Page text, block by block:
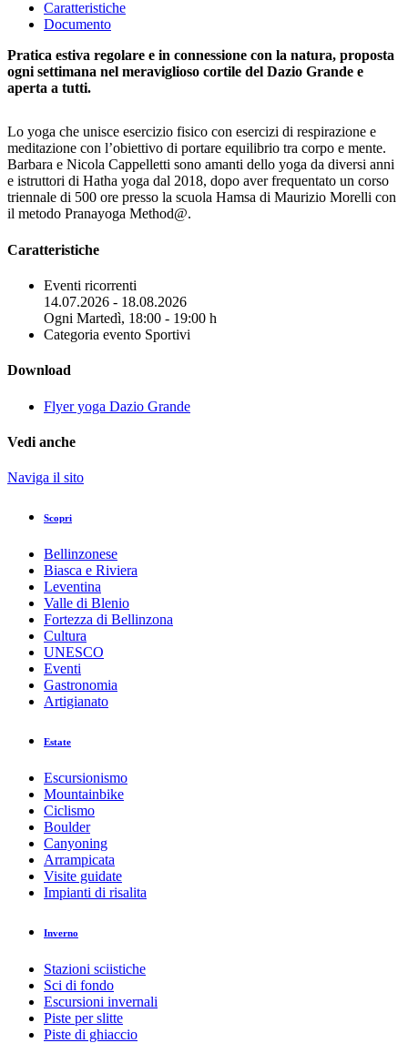
Caratteristiche
Documento
Pratica estiva regolare e in connessione con la natura, proposta
ogni settimana nel meraviglioso cortile del Dazio Grande e
aperta a tutti.
Lo yoga che unisce esercizio fisico con esercizi di respirazione e
meditazione con l’obiettivo di portare equilibrio tra corpo e mente.
Barbara e Nicola Cappelletti sono amanti dello yoga da diversi anni
e istruttori di Hatha yoga dal 2018, dopo aver frequentato un corso
triennale di 500 ore presso la scuola Hamsa di Maurizio Morelli con
il metodo Pranayoga Method@.
Caratteristiche
Eventi ricorrenti
14.07.2026 - 18.08.2026
Ogni Martedì, 18:00 - 19:00 h
Categoria evento Sportivi
Download
Flyer yoga Dazio Grande
Vedi anche
Naviga il sito
Scopri
Bellinzonese
Biasca e Riviera
Leventina
Valle di Blenio
Fortezza di Bellinzona
Cultura
UNESCO
Eventi
Gastronomia
Artigianato
Estate
Escursionismo
Mountainbike
Ciclismo
Boulder
Canyoning
Arrampicata
Visite guidate
Impianti di risalita
Inverno
Stazioni sciistiche
Sci di fondo
Escursioni invernali
Piste per slitte
Piste di ghiaccio